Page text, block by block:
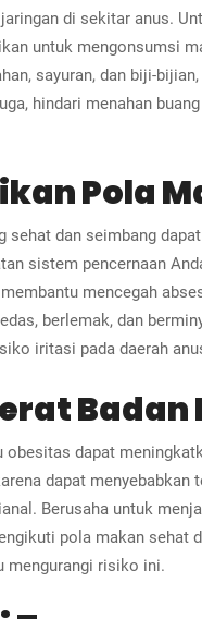
di sekitar anus.
untuk mengonsumsi
sayuran, dan biji-
hindari menahan
Pola
sehat dan seimbang
sistem pencernaan
mencegah
berlemak, dan
iritasi pada daerah
Badan
obesitas dapat
dapat menyebabkan
Berusaha untuk
pola makan sehat
mengurangi risiko ini.